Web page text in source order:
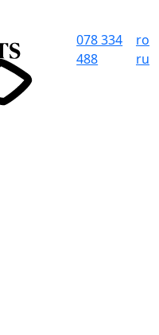
078 334
488
ro
ru